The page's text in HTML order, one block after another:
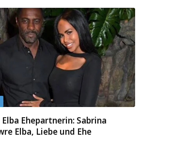
Ehepartnerin: Sabrina
Elba, Liebe und Ehe